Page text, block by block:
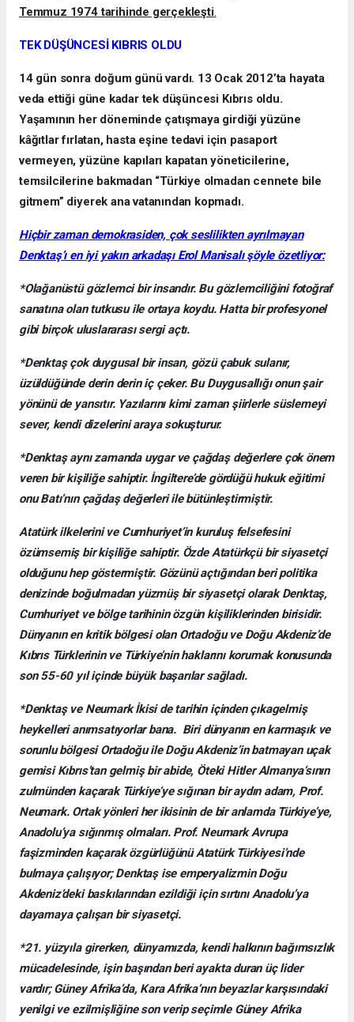
Temmuz 1974 tarihinde gerçekleşti.
TEK DÜŞÜNCESİ KIBRIS OLDU
14 gün sonra doğum günü vardı. 13 Ocak 2012’ta hayata
veda ettiği güne kadar tek düşüncesi Kıbrıs oldu.
Yaşamının her döneminde çatışmaya girdiği yüzüne
kâğıtlar fırlatan, hasta eşine tedavi için pasaport
vermeyen, yüzüne kapıları kapatan yöneticilerine,
temsilcilerine bakmadan “Türkiye olmadan cennete bile
gitmem” diyerek ana vatanından kopmadı.
Hiçbir zaman demokrasiden, çok seslilikten ayrılmayan
Denktaş’ı en iyi yakın arkadaşı Erol Manisalı şöyle özetliyor:
*Olağanüstü gözlemci bir insandır. Bu gözlemciliğini fotoğraf
sanatına olan tutkusu ile ortaya koydu. Hatta bir profesyonel
gibi birçok uluslararası sergi açtı.
*Denktaş çok duygusal bir insan, gözü çabuk sulanır,
üzüldüğünde derin derin iç çeker. Bu Duygusallığı onun şair
yönünü de yansıtır. Yazılarını kimi zaman şiirlerle süslemeyi
sever, kendi dizelerini araya sokuşturur.
*Denktaş aynı zamanda uygar ve çağdaş değerlere çok önem
veren bir kişiliğe sahiptir. İngiltere’de gördüğü hukuk eğitimi
onu Batı’nın çağdaş değerleri ile bütünleştirmiştir.
Atatürk ilkelerini ve Cumhuriyet’in kuruluş felsefesini
özümsemiş bir kişiliğe sahiptir. Özde Atatürkçü bir siyasetçi
olduğunu hep göstermiştir. Gözünü açtığından beri politika
denizinde boğulmadan yüzmüş bir siyasetçi olarak Denktaş,
Cumhuriyet ve bölge tarihinin özgün kişiliklerinden birisidir.
Dünyanın en kritik bölgesi olan Ortadoğu ve Doğu Akdeniz’de
Kıbrıs Türklerinin ve Türkiye’nin haklarını korumak konusunda
son 55-60 yıl içinde büyük başarılar sağladı.
*Denktaş ve Neumark İkisi de tarihin içinden çıkagelmiş
heykelleri anımsatıyorlar bana. Biri dünyanın en karmaşık ve
sorunlu bölgesi Ortadoğu ile Doğu Akdeniz’in batmayan uçak
gemisi Kıbrıs’tan gelmiş bir abide, Öteki Hitler Almanya’sının
zulmünden kaçarak Türkiye’ye sığınan bir aydın adam, Prof.
Neumark. Ortak yönleri her ikisinin de bir anlamda Türkiye’ye,
Anadolu’ya sığınmış olmaları. Prof. Neumark Avrupa
faşizminden kaçarak özgürlüğünü Atatürk Türkiyesi’nde
bulmaya çalışıyor; Denktaş ise emperyalizmin Doğu
Akdeniz’deki baskılarından ezildiği için sırtını Anadolu’ya
dayamaya çalışan bir siyasetçi.
*21. yüzyıla girerken, dünyamızda, kendi halkının bağımsızlık
mücadelesinde, işin başından beri ayakta duran üç lider
vardır; Güney Afrika’da, Kara Afrika’nın beyazlar karşısındaki
yenilgi ve ezilmişliğine son verip seçimle Güney Afrika